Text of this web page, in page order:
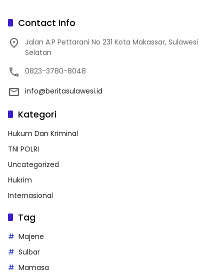
Contact Info
Jalan A.P Pettarani No 231 Kota Makassar, Sulawesi
Selatan
0823-3780-8048
info@beritasulawesi.id
Kategori
Hukum Dan Kriminal
TNI POLRI
Uncategorized
Hukrim
Internasional
Tag
Majene
Sulbar
Mamasa